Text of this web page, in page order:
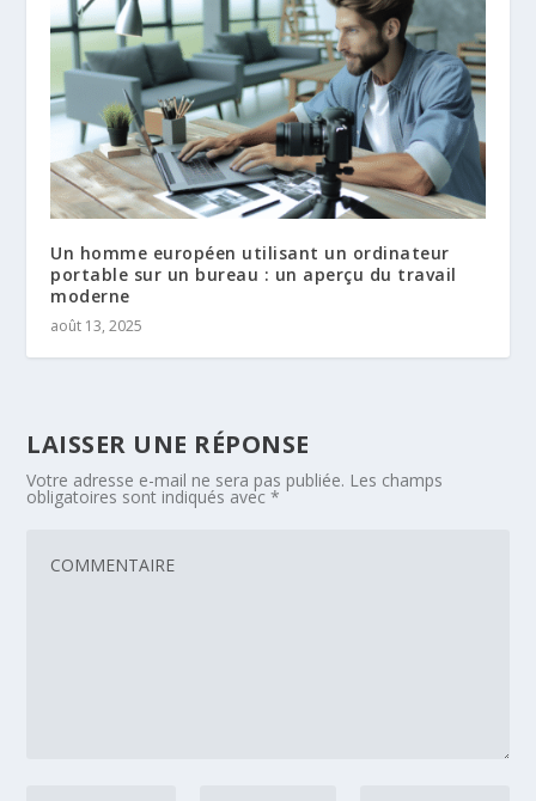
Un homme européen utilisant un ordinateur
portable sur un bureau : un aperçu du travail
moderne
août 13, 2025
LAISSER UNE RÉPONSE
Votre adresse e-mail ne sera pas publiée. Les champs
obligatoires sont indiqués avec*